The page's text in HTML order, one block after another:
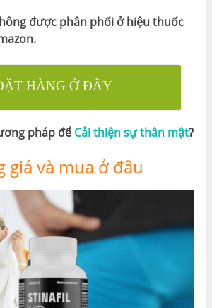
được phân phối ở hiệu thuốc
HÀNG Ở ĐÂY
pháp để Cải thiện sự thân mật?
giá và mua ở đâu